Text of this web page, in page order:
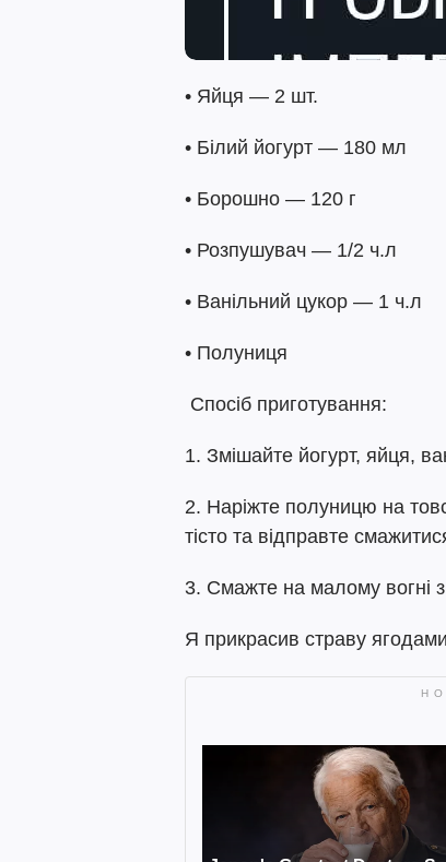
• Яйця — 2 шт.
• Білий йогурт — 180 мл
• Борошно — 120 г
• Розпушувач — 1/2 ч.л
• Ванільний цукор — 1 ч.л
• Полуниця
Спосіб приготування:
1. Змішайте йогурт, яйця,
2. Наріжте полуницю на
тісто та відправте
3. Смажте на малому вогні
Я прикрасив страву